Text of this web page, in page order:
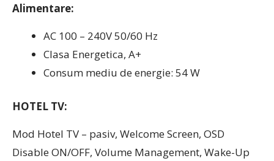
Alimentare:
AC 100 – 240V 50/60 Hz
Clasa Energetica, A+
Consum mediu de energie: 54 W
HOTEL TV:
Mod Hotel TV – pasiv, Welcome Screen, OSD
Disable ON/OFF, Volume Management, Wake-Up